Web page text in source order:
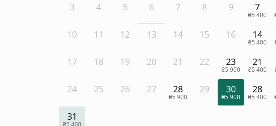
3 4 5 6 7 8 9
10 11 12 13 14 15 16
17 18 19 20 21 22 23
₴5 900
24 25 26 27 28
₴5 900
29 30
₴5 900
31
₴5 400
7
₴5 400
14
₴5 400
21
₴5 400
28
₴5 400